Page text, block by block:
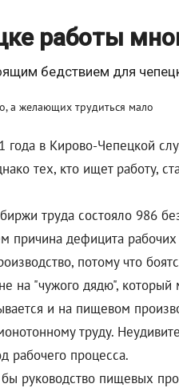
работы
бедствием для
в Кирово-Чепецкой
тех, кто ищет работу,
труда состояло 986
причина дефицита
потому что
на "чужого дядю",
и на пищевом
труду.
рабочего процесса.
руководство пищевых